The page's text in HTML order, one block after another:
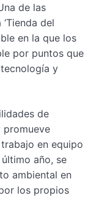
de las
del
en la que los
por puntos que
y
de
promueve
en equipo
año, se
ambiental en
los propios